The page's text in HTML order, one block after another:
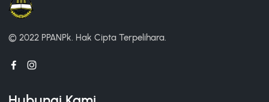
© 2022 PPANPk. Hak Cipta Terpelihara.